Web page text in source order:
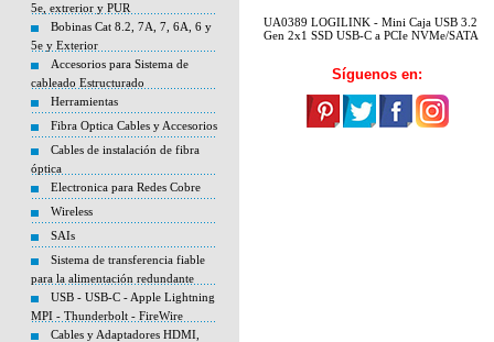
5e, extrerior y PUR
Bobinas Cat 8.2, 7A, 7, 6A, 6 y
5e y Exterior
Accesorios para Sistema de
cableado Estructurado
Herramientas
Fibra Optica Cables y Accesorios
Cables de instalación de fibra
óptica
Electronica para Redes Cobre
Wireless
SAIs
Sistema de transferencia fiable
para la alimentación redundante
USB - USB-C - Apple Lightning
MPI - Thunderbolt - FireWire
Cables y Adaptadores HDMI,
UA0389 LOGILINK - Mini Caja USB 3.2
Gen 2x1 SSD USB-C a PCIe NVMe/SATA
Síguenos en: